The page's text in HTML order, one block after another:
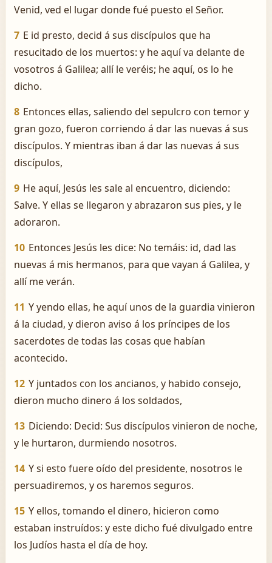
Venid, ved el lugar donde fué puesto el Señor.
7 E id presto, decid á sus discípulos que ha
resucitado de los muertos: y he aquí va delante de
vosotros á Galilea; allí le veréis; he aquí, os lo he
dicho.
8 Entonces ellas, saliendo del sepulcro con temor y
gran gozo, fueron corriendo á dar las nuevas á sus
discípulos. Y mientras iban á dar las nuevas á sus
discípulos,
9 He aquí, Jesús les sale al encuentro, diciendo:
Salve. Y ellas se llegaron y abrazaron sus pies, y le
adoraron.
10 Entonces Jesús les dice: No temáis: id, dad las
nuevas á mis hermanos, para que vayan á Galilea, y
allí me verán.
11 Y yendo ellas, he aquí unos de la guardia vinieron
á la ciudad, y dieron aviso á los príncipes de los
sacerdotes de todas las cosas que habían
acontecido.
12 Y juntados con los ancianos, y habido consejo,
dieron mucho dinero á los soldados,
13 Diciendo: Decid: Sus discípulos vinieron de noche,
y le hurtaron, durmiendo nosotros.
14 Y si esto fuere oído del presidente, nosotros le
persuadiremos, y os haremos seguros.
15 Y ellos, tomando el dinero, hicieron como
estaban instruídos: y este dicho fué divulgado entre
los Judíos hasta el día de hoy.